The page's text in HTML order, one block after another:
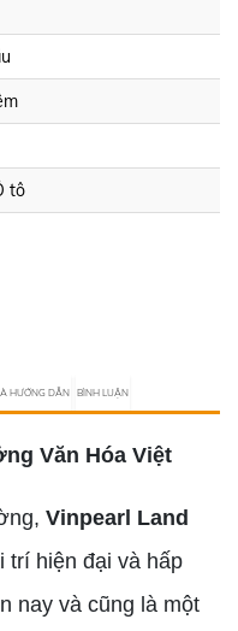
tô
HƯỚNG DẪN BÌNH LUẬN
Văn Hóa Việt
Vinpearl Land
trí hiện đại và hấp
nay và cũng là một